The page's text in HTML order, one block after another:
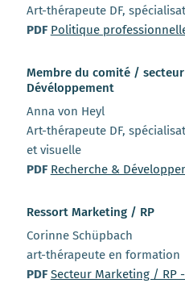
Art-thérapeute DF,
PDF Politique
Membre du comité / secteur
Dévéloppement
Anna von Heyl
Art-thérapeute DF,
et visuelle
PDF Recherche &
Ressort Marketing / RP
Corinne Schüpbach
art-thérapeute en formation
PDF Secteur Marketing / RP